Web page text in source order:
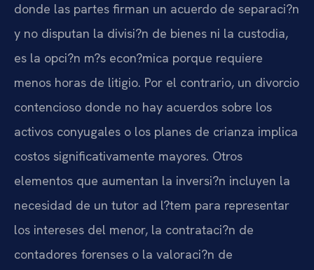
donde las partes firman un acuerdo de separaci?n
y no disputan la divisi?n de bienes ni la custodia,
es la opci?n m?s econ?mica porque requiere
menos horas de litigio. Por el contrario, un divorcio
contencioso donde no hay acuerdos sobre los
activos conyugales o los planes de crianza implica
costos significativamente mayores. Otros
elementos que aumentan la inversi?n incluyen la
necesidad de un tutor ad l?tem para representar
los intereses del menor, la contrataci?n de
contadores forenses o la valoraci?n de